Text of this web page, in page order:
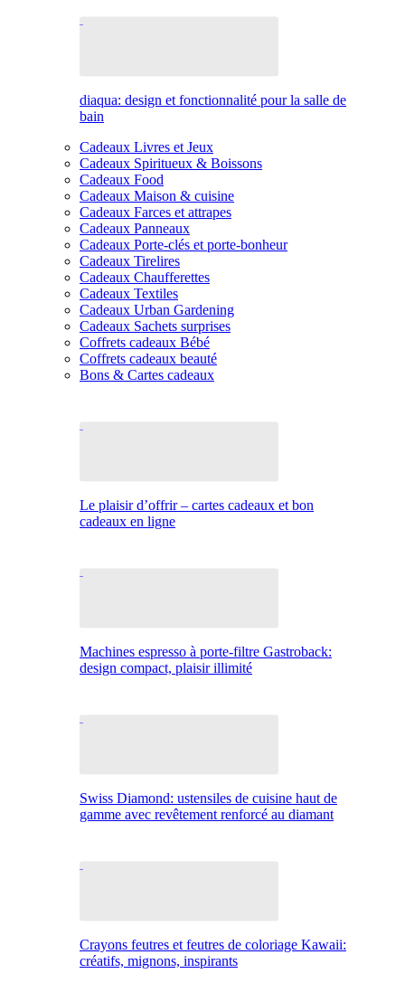
diaqua: design et fonctionnalité pour la salle de
bain
Cadeaux Livres et Jeux
Cadeaux Spiritueux & Boissons
Cadeaux Food
Cadeaux Maison & cuisine
Cadeaux Farces et attrapes
Cadeaux Panneaux
Cadeaux Porte-clés et porte-bonheur
Cadeaux Tirelires
Cadeaux Chaufferettes
Cadeaux Textiles
Cadeaux Urban Gardening
Cadeaux Sachets surprises
Coffrets cadeaux Bébé
Coffrets cadeaux beauté
Bons & Cartes cadeaux
Le plaisir d’offrir – cartes cadeaux et bon
cadeaux en ligne
Machines espresso à porte-filtre Gastroback:
design compact, plaisir illimité
Swiss Diamond: ustensiles de cuisine haut de
gamme avec revêtement renforcé au diamant
Crayons feutres et feutres de coloriage Kawaii:
créatifs, mignons, inspirants